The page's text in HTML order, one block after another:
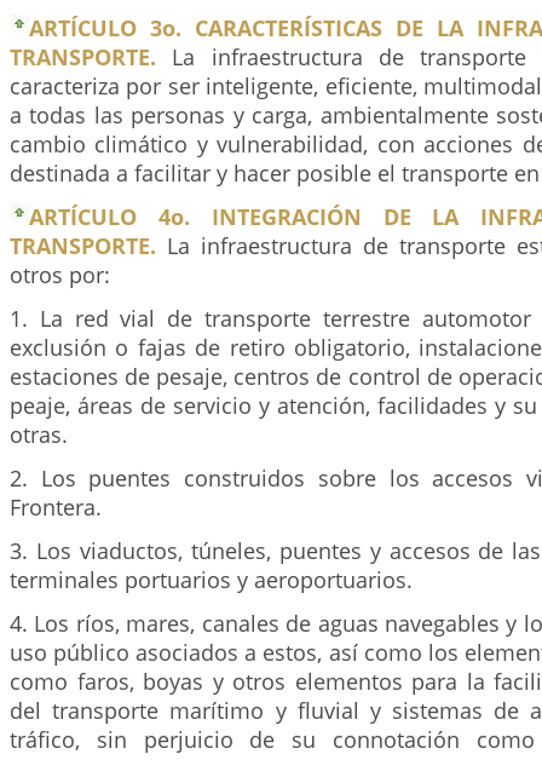
ARTÍCULO 3o. CARACTERÍSTICAS DE LA
TRANSPORTE. La infraestructura de
caracteriza por ser inteligente, eficiente,
a todas las personas y carga, ambientalmente
cambio climático y vulnerabilidad, con acciones
destinada a facilitar y hacer posible el transporte
ARTÍCULO 4o. INTEGRACIÓN DE LA
TRANSPORTE. La infraestructura de transporte
otros por:
1. La red vial de transporte terrestre
exclusión o fajas de retiro obligatorio,
estaciones de pesaje, centros de control de
peaje, áreas de servicio y atención, facilidades y
otras.
2. Los puentes construidos sobre los accesos
Frontera.
3. Los viaductos, túneles, puentes y accesos de
terminales portuarios y aeroportuarios.
4. Los ríos, mares, canales de aguas navegables y
uso público asociados a estos, así como los
como faros, boyas y otros elementos para la
del transporte marítimo y fluvial y sistemas de
tráfico, sin perjuicio de su connotación